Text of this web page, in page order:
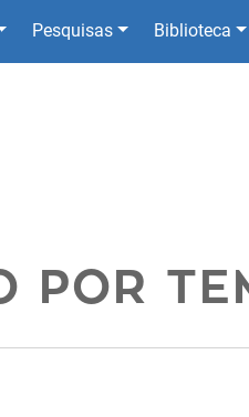
Pesquisas Biblioteca
POR